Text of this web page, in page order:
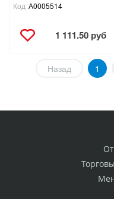
Код А0005514
1 111.50 руб
Назад 1